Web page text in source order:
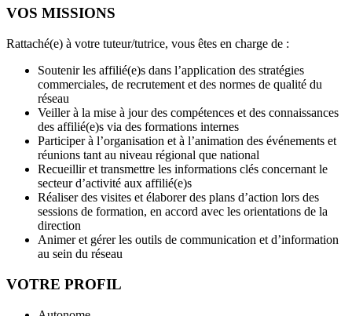
VOS MISSIONS
Rattaché(e) à votre tuteur/tutrice, vous êtes en charge de :
Soutenir les affilié(e)s dans l’application des stratégies
commerciales, de recrutement et des normes de qualité du
réseau
Veiller à la mise à jour des compétences et des connaissances
des affilié(e)s via des formations internes
Participer à l’organisation et à l’animation des événements et
réunions tant au niveau régional que national
Recueillir et transmettre les informations clés concernant le
secteur d’activité aux affilié(e)s
Réaliser des visites et élaborer des plans d’action lors des
sessions de formation, en accord avec les orientations de la
direction
Animer et gérer les outils de communication et d’information
au sein du réseau
VOTRE PROFIL